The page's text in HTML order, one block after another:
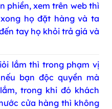
phiền, xem trên web thì
họ đặt hàng và ta
tay họ khỏi trả giá và
lắm thì trong phạm vị
bạn độc quyền mà
trong khi đó khách
cửa hàng thì không